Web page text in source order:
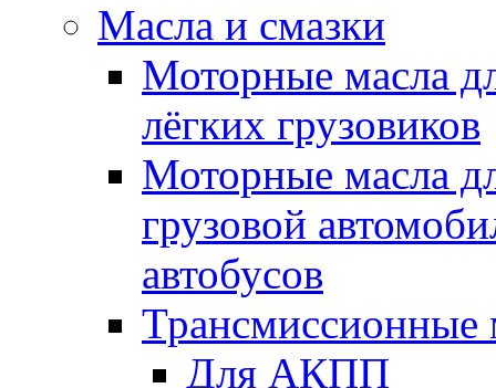
Масла и смазки
Моторные масла
лёгких грузовиков
Моторные масла
грузовой
автобусов
Трансмиссионные
Для АКПП